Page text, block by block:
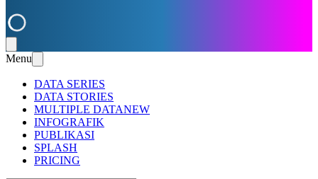
Menu
DATA SERIES
DATA STORIES
MULTIPLE DATANEW
INFOGRAFIK
PUBLIKASI
SPLASH
PRICING